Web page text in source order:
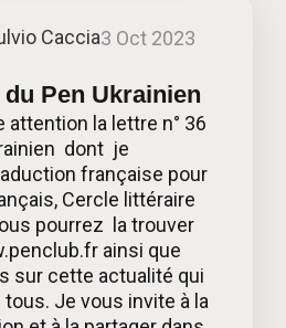
Caccia3 Oct 2023
du Pen Ukrainien
attention la lettre n° 36
dont je
française pour
Cercle littéraire
pourrez la trouver
ainsi que
sur cette actualité qui
Je vous invite à la